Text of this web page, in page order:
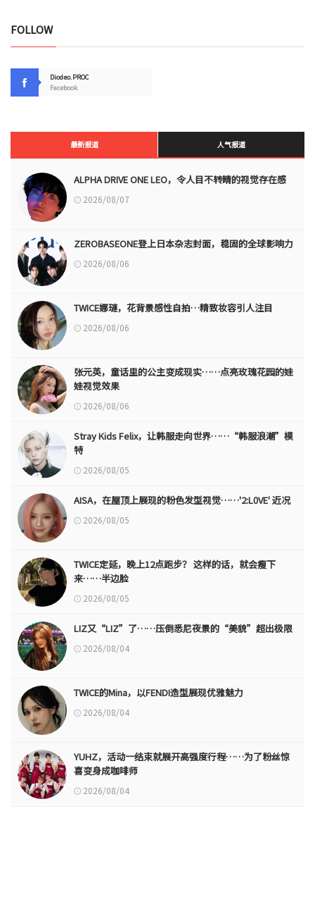
FOLLOW
Diodeo.PROC
Facebook
最新报道 人气报道
ALPHA DRIVE ONE LEO，令人目不转睛的视觉存在感
2026/08/07
ZEROBASEONE登上日本杂志封面，稳固的全球影响力
2026/08/06
TWICE娜璉，花背景感性自拍…精致妆容引人注目
2026/08/06
张元英，童话里的公主变成现实……点亮玫瑰花园的娃
娃视觉效果
2026/08/06
Stray Kids Felix，让韩服走向世界……“韩服浪潮”模
特
2026/08/05
AISA，在屋顶上展现的粉色发型视觉……'2:L0VE' 近况
2026/08/05
TWICE定延，晚上12点跑步？ 这样的话，就会瘦下
来……半边脸
2026/08/05
LIZ又“LIZ”了……压倒悉尼夜景的“美貌”超出极限
2026/08/04
TWICE的Mina，以FENDI造型展现优雅魅力
2026/08/04
YUHZ，活动一结束就展开高强度行程……为了粉丝惊
喜变身成咖啡师
2026/08/04